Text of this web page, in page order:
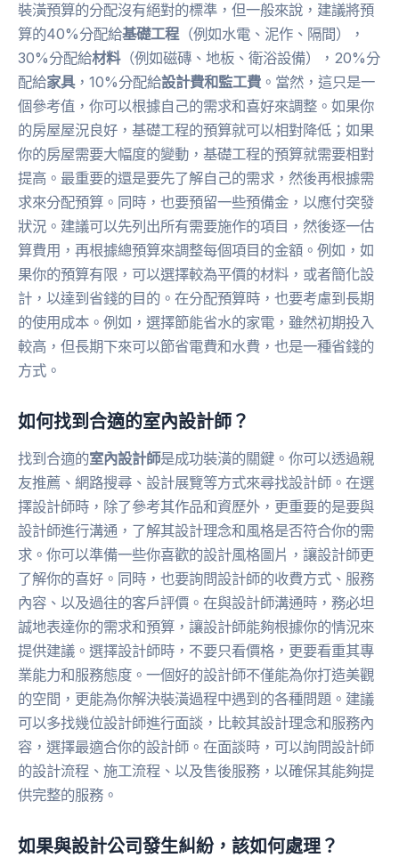
裝潢預算的分配沒有絕對的標準，但一般來說，建議將預
算的40%分配給基礎工程（例如水電、泥作、隔間），
30%分配給材料（例如磁磚、地板、衛浴設備），20%分
配給家具，10%分配給設計費和監工費 。當然，這只是一
個參考值，你可以根據自己的需求和喜好來調整。如果你
的房屋屋況良好，基礎工程的預算就可以相對降低；如果
你的房屋需要大幅度的變動，基礎工程的預算就需要相對
提高。最重要的還是要先了解自己的需求，然後再根據需
求來分配預算。同時，也要預留一些預備金，以應付突發
狀況。建議可以先列出所有需要施作的項目，然後逐一估
算費用，再根據總預算來調整每個項目的金額。例如，如
果你的預算有限，可以選擇較為平價的材料，或者簡化設
計，以達到省錢的目的。在分配預算時，也要考慮到長期
的使用成本。例如，選擇節能省水的家電，雖然初期投入
較高，但長期下來可以節省電費和水費，也是一種省錢的
方式。
如何找到合適的室內設計師？
找到合適的室內設計師是成功裝潢的關鍵。你可以透過親
友推薦、網路搜尋、設計展覽等方式來尋找設計師。在選
擇設計師時，除了參考其作品和資歷外，更重要的是要與
設計師進行溝通，了解其設計理念和風格是否符合你的需
求。你可以準備一些你喜歡的設計風格圖片，讓設計師更
了解你的喜好。同時，也要詢問設計師的收費方式、服務
內容、以及過往的客戶評價。在與設計師溝通時，務必坦
誠地表達你的需求和預算，讓設計師能夠根據你的情況來
提供建議。選擇設計師時，不要只看價格，更要看重其專
業能力和服務態度。一個好的設計師不僅能為你打造美觀
的空間，更能為你解決裝潢過程中遇到的各種問題。建議
可以多找幾位設計師進行面談，比較其設計理念和服務內
容，選擇最適合你的設計師。在面談時，可以詢問設計師
的設計流程、施工流程、以及售後服務，以確保其能夠提
供完整的服務。
如果與設計公司發生糾紛，該如何處理？